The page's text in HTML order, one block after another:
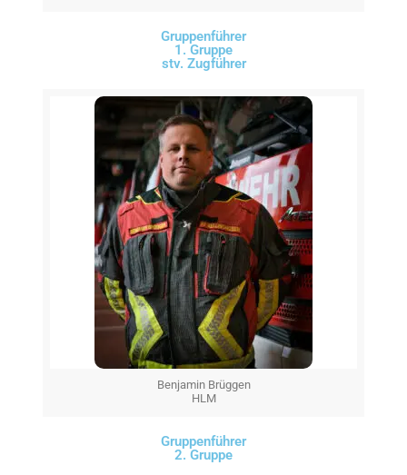
Gruppenführer
1. Gruppe
stv. Zugführer
Benjamin Brüggen
HLM
Gruppenführer
2. Gruppe